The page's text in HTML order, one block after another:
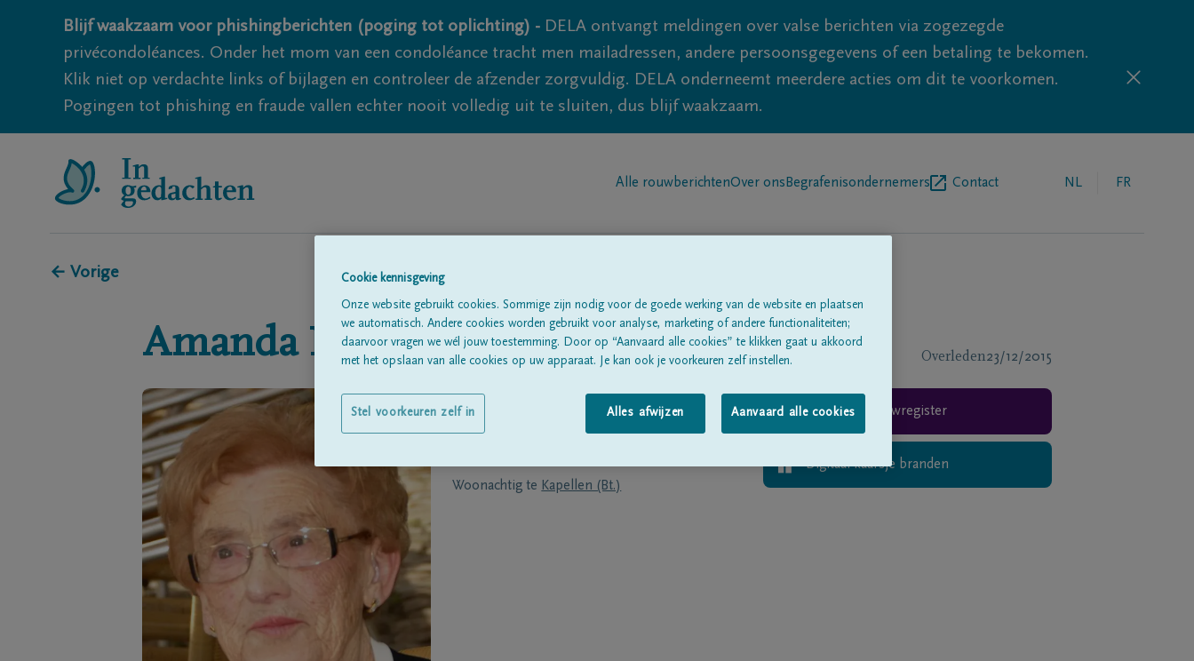
Blijf waakzaam voor phishingberichten (poging tot oplichting) - DELA ontvangt meldingen over valse berichten via zogezegde
privécondoléances. Onder het mom van een condoléance tracht men mailadressen, andere persoonsgegevens of een betaling te bekomen.
Klik niet op verdachte links of bijlagen en controleer de afzender zorgvuldig. DELA onderneemt meerdere acties om dit te voorkomen.
Pogingen tot phishing en fraude vallen echter nooit volledig uit te sluiten, dus blijf waakzaam.
Alle rouwberichtenOver ons Begrafenisondernemers Contact NL FR
← Vorige
Amanda Nijs Overleden23/12/2015
Geboren te
Woonachtig te Kapellen (Bt.)
Rouwregister
Digitaal kaarsje branden
Cookie kennisgeving
Onze website gebruikt cookies. Sommige zijn nodig voor de goede werking van de website en plaatsen
we automatisch. Andere cookies worden gebruikt voor analyse, marketing of andere functionaliteiten;
daarvoor vragen we wél jouw toestemming. Door op “Aanvaard alle cookies” te klikken gaat u akkoord
met het opslaan van alle cookies op uw apparaat. Je kan ook je voorkeuren zelf instellen.
Alles afwijzen Aanvaard alle cookies
Stel voorkeuren zelf in